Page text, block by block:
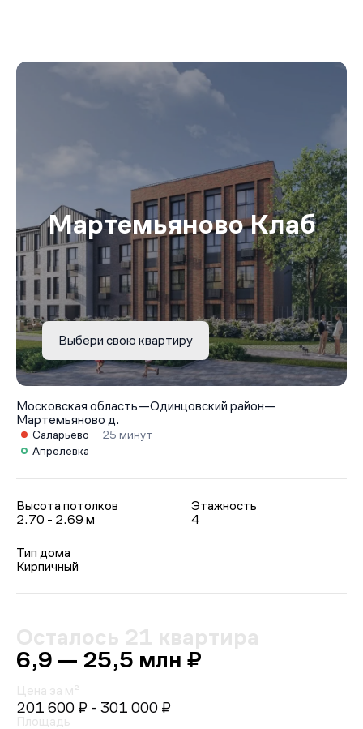
Мартемьяново Клаб
Выбери свою квартиру
Московская область—Одинцовский район—
Мартемьяново д.
Саларьево
25 минут
Апрелевка
Высота потолков
2.70 - 2.69 м
Этажность
4
Тип дома
Кирпичный
Осталось 21 квартира
6,9 — 25,5 млн ₽
Цена за м²
201 600 ₽ - 301 000 ₽
Площадь